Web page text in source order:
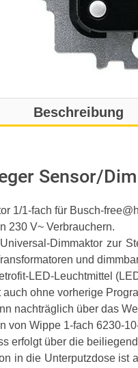
Beschreibung
Sensor/
1/1-fach für Busch-
230 V~ Verbrauchern.
Dimmaktor zur
und
LED-Leuchtmittel
auch ohne vorherige
nachträglich über das
von Wippe 1-fach 6230-
erfolgt über die
in die Unterputzdose ist